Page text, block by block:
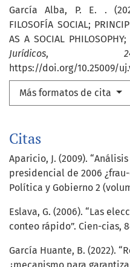
García Alba, P. E. .
FILOSOFÍA SOCIAL;
AS A SOCIAL
Jurídicos,
https://doi.org/10.25009/
Más formatos de cita
Citas
Aparicio, J. (2009).
presidencial de 2006
Política y Gobierno 2
Eslava, G. (2006). “Las
conteo rápido”. Cien-cias,
García Huante, B. (2022).
¿mecanismo para